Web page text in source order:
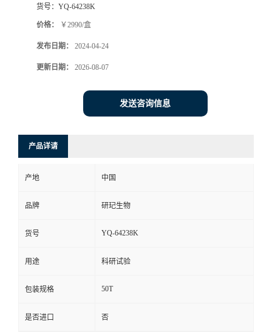
货号： YQ-64238K
价格： ￥2990/盒
发布日期： 2024-04-24
更新日期： 2026-08-07
发送咨询信息
产品详请
产地 中国
品牌 研玘生物
货号 YQ-64238K
用途 科研试验
包装规格 50T
是否进口 否